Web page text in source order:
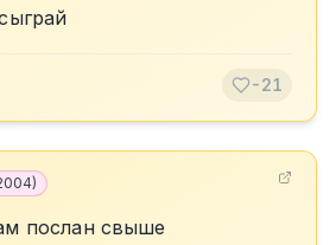
-21
)
послан свыше